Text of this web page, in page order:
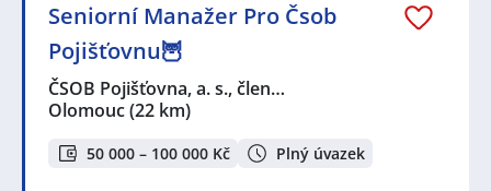
Seniorní Manažer Pro Čsob
Pojišťovnu🦉
ČSOB Pojišťovna, a. s., člen…
Olomouc(22 km)
50 000 – 100 000 Kč Plný úvazek